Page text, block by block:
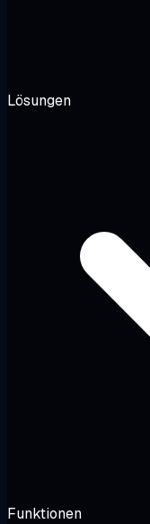
Lösungen
Funktionen